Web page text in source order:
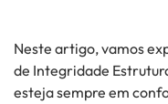
Neste artigo, vamos
de Integridade
esteja sempre em